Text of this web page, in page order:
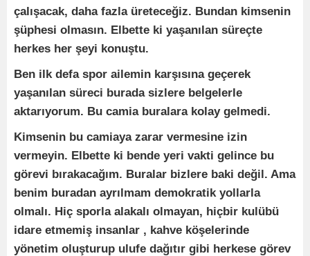
çalışacak, daha fazla üreteceğiz. Bundan kimsenin
şüphesi olmasın. Elbette ki yaşanılan süreçte
herkes her şeyi konuştu.
Ben ilk defa spor ailemin karşısına geçerek
yaşanılan süreci burada sizlere belgelerle
aktarıyorum. Bu camia buralara kolay gelmedi.
Kimsenin bu camiaya zarar vermesine izin
vermeyin. Elbette ki bende yeri vakti gelince bu
görevi bırakacağım. Buralar bizlere baki değil. Ama
benim buradan ayrılmam demokratik yollarla
olmalı. Hiç sporla alakalı olmayan, hiçbir kulübü
idare etmemiş insanlar , kahve köşelerinde
yönetim oluşturup ulufe dağıtır gibi herkese görev